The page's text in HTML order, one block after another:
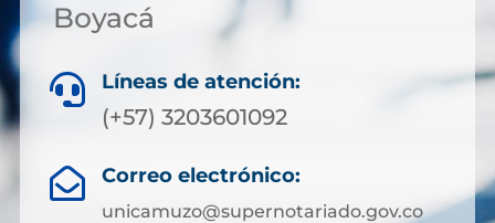
Boyacá
 Líneas de atención:
(+57) 3203601092
 Correo electrónico:
unicamuzo@supernotariado.gov.co